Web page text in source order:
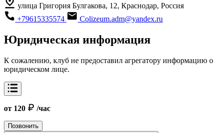
улица Григория Булгакова, 12, Краснодар, Россия
+79615335574
Colizeum.adm@yandex.ru
Юридическая информация
К сожалению, клуб не предоставил агрегатору информацию о
юридическом лице.
от 120 /час
Позвонить